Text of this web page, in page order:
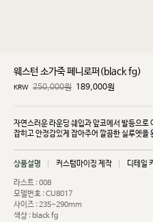
웨스턴 소가죽 페니로퍼(black fg)
KRW 250,000원 189,000원
자연스러운 라운딩 쉐입과 앞코에서 발등으로
잡히고안정감있게 잡아주어 깔끔한 실루엣을
상품설명 커스텀마이징 제작 디테일
라스트 : 008
모델번호 : CU8017
사이즈 : 235~290mm
색상 : black fg